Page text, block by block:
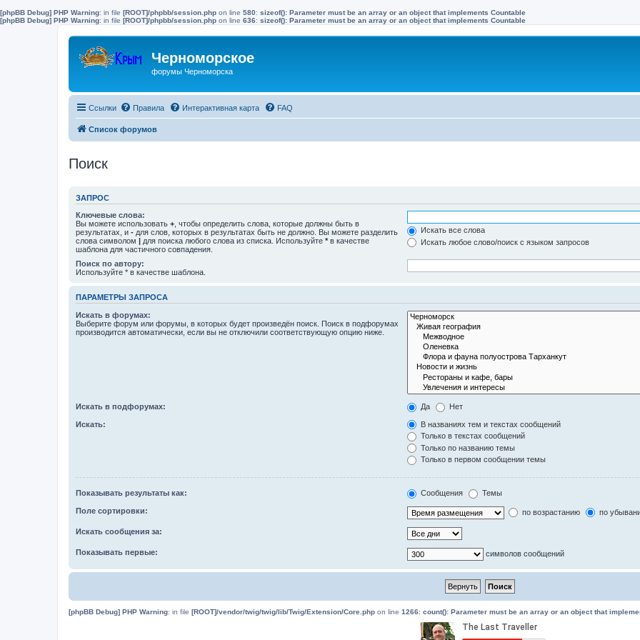
[phpBB Debug] PHP Warning: in file [ROOT]/phpbb/session.php on line 580: sizeof(): Parameter must be an array or an object that implements Countable
[phpBB Debug] PHP Warning: in file [ROOT]/phpbb/session.php on line 636: sizeof(): Parameter must be an array or an object that implements Countable
Черноморское
форумы Черноморска
Ссылки Правила Интерактивная карта FAQ
Список форумов
Поиск
ЗАПРОС
Ключевые слова:
Вы можете использовать + , чтобы определить слова, которые должны быть в
результатах, и - для слов, которых в результатах быть не должно. Вы можете разделить
слова символом | для поиска любого слова из списка. Используйте * в качестве
шаблона для частичного совпадения.
Искать все слова
Искать любое слово/поиск с языком запросов
Поиск по автору:
Используйте * в качестве шаблона.
ПАРАМЕТРЫ ЗАПРОСА
Искать в форумах:
Выберите форум или форумы, в которых будет произведён поиск. Поиск в подфорумах
производится автоматически, если вы не отключили соответствующую опцию ниже.
Искать в подфорумах: Да Нет
Искать:
В названиях тем и текстах сообщений
Только в текстах сообщений
Только по названию темы
Только в первом сообщении темы
Показывать результаты как: Сообщения Темы
Поле сортировки: по возрастанию по
Искать сообщения за:
Показывать первые: символов сообщений
[phpBB Debug] PHP Warning: in file [ROOT]/vendor/twig/twig/lib/Twig/Extension/Core.php on line 1266: count(): Parameter must be an array or an object that